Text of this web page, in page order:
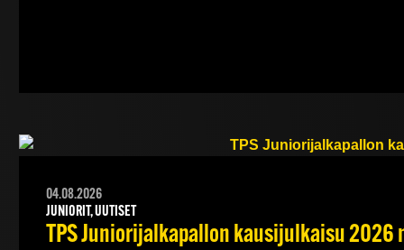
04.08.2026
JUNIORIT, UUTISET
TPS Juniorijalkapallon kausijulkaisu 2026